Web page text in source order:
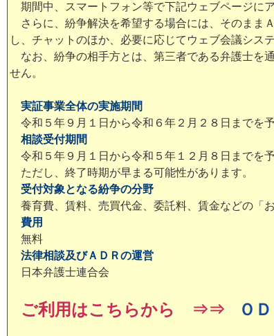
期間中、スマートフォン等で下記ウェブページに
さらに、紛争解決を希望する場合には、そのまま
し、チャットのほか、必要に応じてウェブ会議シス
なお、紛争の相手方とは、第三者である弁護士を
せん。
実証事業全体の実施期間
令和５年９月１日から令和６年２月２８日までを
相談受付期間
令和５年９月１日から令和５年１２月８日までを
ただし、終了時期が早まる可能性があります。
受付対象となる紛争の分野
養育費、賃料、売買代金、委託料、賃金などの「お
費用
無料
法律相談及びＡＤＲの運営
日本弁護士連合会
ご利用はこちらから ⇒⇒ Ｏ